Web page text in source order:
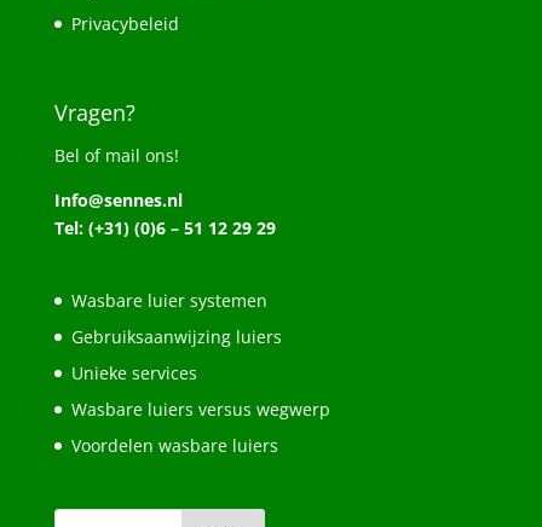
Privacybeleid
Vragen?
Bel of mail ons!
Info@sennes.nl
Tel: (+31) (0)6 – 51 12 29 29
Wasbare luier systemen
Gebruiksaanwijzing luiers
Unieke services
Wasbare luiers versus wegwerp
Voordelen wasbare luiers